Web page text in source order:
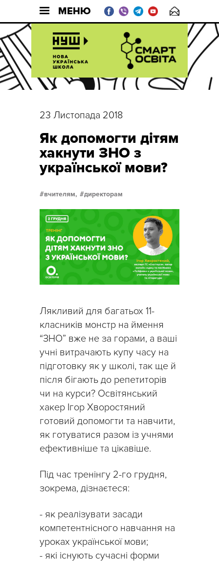
МЕНЮ
23 Листопада 2018
Як допомогти дітям
хакнути ЗНО з
української мови?
вчителям, директорам
Лякливий для багатьох 11-
класників монстр на ймення
“ЗНО” вже не за горами, а ваші
учні витрачають купу часу на
підготовку як у школі, так ще й
після бігають до репетиторів
чи на курси? Освітянський
хакер Ігор Хворостяний
готовий допомогти та навчити,
як готуватися разом із учнями
ефективніше та цікавіше.
Під час тренінгу 2-го грудня,
зокрема, дізнаєтеся:
- як реалізувати засади
компетентнісного навчання на
уроках української мови;
- які існують сучасні форми